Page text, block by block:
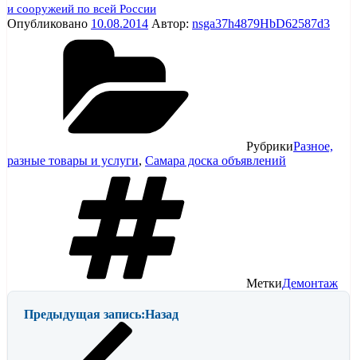
и сооружеий по всей России
Опубликовано 10.08.2014 Автор: nsga37h4879HbD62587d3
РубрикиРазное,
разные товары и услуги, Самара доска объявлений
МеткиДемонтаж
Предыдущая запись:Назад